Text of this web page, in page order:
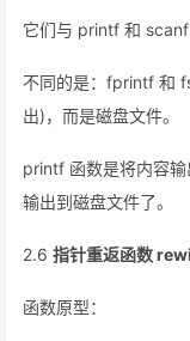
它们与 printf 和 scanf
不同的是：fprintf 和
出)，而是磁盘文件。
printf 函数是将内容
输出到磁盘文件了。
2.6 指针重返函数
函数原型：